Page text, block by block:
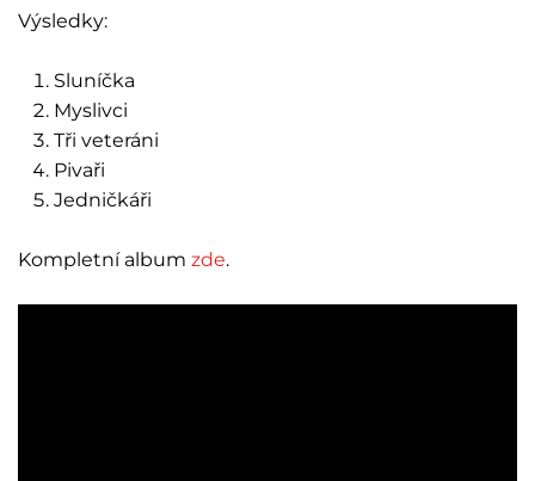
Výsledky:
Sluníčka
Myslivci
Tři veteráni
Pivaři
Jedničkáři
Kompletní album zde.